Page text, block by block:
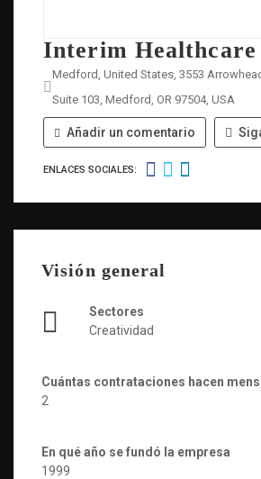
Interim
Medford, United States, 3553
Suite 103, Medford, OR 97504, USA
Añadir un comentario
ENLACES SOCIALES:
Visión general
Sectores
Creatividad
Cuántas contrataciones hacen
2
En qué año se fundó la empresa
1999